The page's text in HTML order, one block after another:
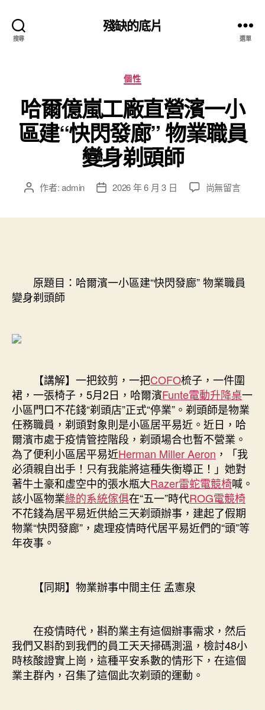
搜尋
殘缺的底片
選單
分
類
個性
哈爾億嵐工廠直營濱一小
區建“快閃發廊” 物業職員
變身剃頭師
文 作者:admin
文 2026 年 6 月 3 日
在
直
營
閃
發
廊”
物
業
職
員
變
身
剃
頭
師〉
中
尚無留言
原題目：哈爾濱一小區建“快閃發廊” 物業職員
變身剃頭師
【講解】一把鉸剪，一把COFO梳子，一件圍
裙，一張椅子，5月2日，哈爾濱Funte電動升降桌一
小區門口不花錢“剃頭店”正式“停業”。剃頭師是物業
任務職員，剃頭對象則是小區居平易近。近日，哈
爾濱市處于疫情管控階段，剃頭場合也暫不營業。
為了便利小區居平易近Herman Miller Aeron ，「我
必須親自出手！只有我能將這種失衡導正！」她對
著牛土豪和虛空中的張水瓶大Razer雷蛇電競椅喊。
該小區物業綠的系統傢俱在“五一”時代ROG電競椅
不花錢為居平易近供給三天剃頭辦事，建起了假期
物業“快閃發廊”，處理疫情時代居平易近們的“頭”等
年夜事。
【同期】物業辦事中間主任 孟憲泉
在疫情時代，斟酌業主有這個辦事需求，然后
我們又斟酌到我們的員工天天掃碼測溫，檢討48小
時核酸證實上崗，這種平安系數的情形下，在這個
業主群內，召集了這個此次剃頭的運動。